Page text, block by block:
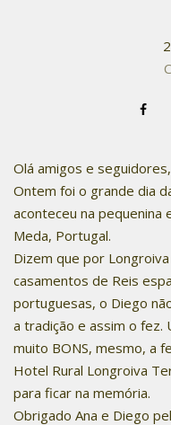
Olá amigos e seguidores,
Ontem foi o grande dia
aconteceu na pequenina
Meda, Portugal.
Dizem que por
casamentos de Reis
portuguesas, o Diego
a tradição e assim o fez.
muito BONS, mesmo, a
Hotel Rural Longroiva
para ficar na memória.
Obrigado Ana e Diego